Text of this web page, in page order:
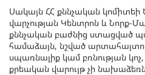
Սակայն ՀՀ քննչական
վարչության Կենտրոն և Նորք-
քննչական բաժնից
համաձայն, նշված
սպառնալիք կամ բռնության
քրեական վարույթ չի